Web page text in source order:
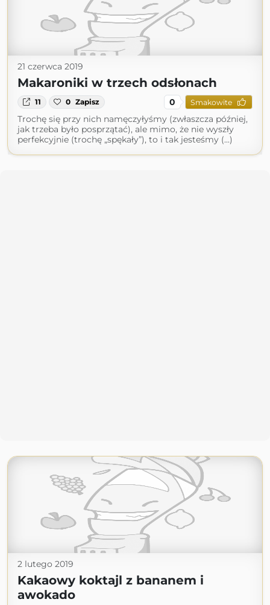
21 czerwca 2019
Makaroniki w trzech odsłonach
11 0 Zapisz 0 Smakowite
Trochę się przy nich namęczyłyśmy (zwłaszcza później,
jak trzeba było posprzątać), ale mimo, że nie wyszły
perfekcyjnie (trochę „spękały”), to i tak jesteśmy (...)
2 lutego 2019
Kakaowy koktajl z bananem i
awokado